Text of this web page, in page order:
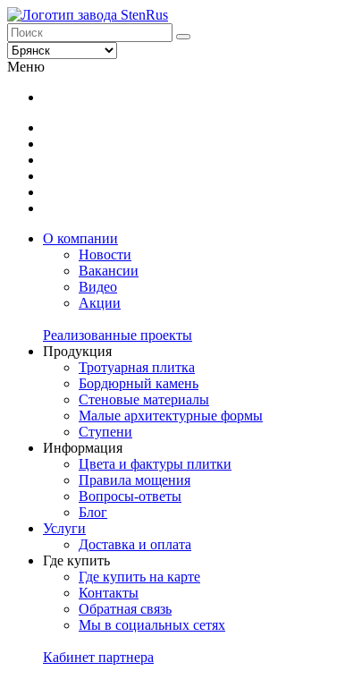
Меню
О компании
Новости
Вакансии
Видео
Акции
Реализованные проекты
Продукция
Тротуарная плитка
Бордюрный камень
Стеновые материалы
Малые архитектурные формы
Ступени
Информация
Цвета и фактуры плитки
Правила мощения
Вопросы-ответы
Блог
Услуги
Доставка и оплата
Где купить
Где купить на карте
Контакты
Обратная связь
Мы в социальных сетях
Кабинет партнера